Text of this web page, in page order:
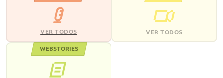
VER TODOS VER TODOS
WEBSTORIES